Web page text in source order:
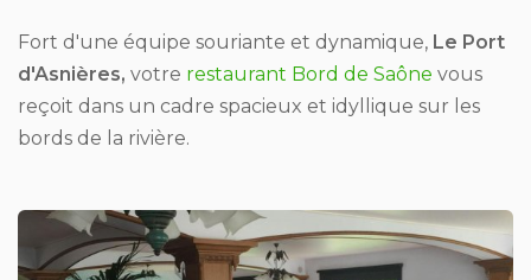
Fort d'une équipe souriante et dynamique, Le Port
d'Asnières, votre restaurant Bord de Saône vous
reçoit dans un cadre spacieux et idyllique sur les
bords de la rivière.